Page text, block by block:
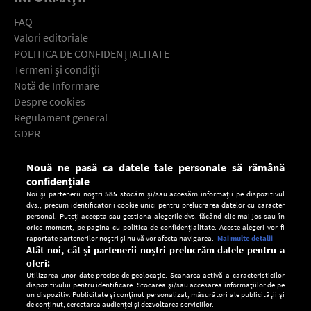
FAQ
Valori editoriale
POLITICA DE CONFIDENŢIALITATE
Termeni şi condiţii
Notă de Informare
Despre cookies
Regulament general
GDPR
Descarcă gratuit aplicaţia Europa FM pentru smartphone:
Nouă ne pasă ca datele tale personale să rămână
confidențiale
Noi și partenerii noștri585 stocăm și/sau accesăm informații pe dispozitivul
dvs., precum identificatorii cookie unici pentru prelucrarea datelor cu caracter
personal. Puteți accepta sau gestiona alegerile dvs. făcând clic mai jos sau în
orice moment, pe pagina cu politica de confidențialitate. Aceste alegeri vor fi
raportate partenerilor noștri și nu vă vor afecta navigarea. Mai multe detalii
Atât noi, cât și partenerii noștri prelucrăm datele pentru a
oferi:
Utilizarea unor date precise de geolocație. Scanarea activă a caracteristicilor
dispozitivului pentru identificare. Stocarea și/sau accesarea informațiilor de pe
un dispozitiv. Publicitate și conținut personalizat, măsurători ale publicității și
de conținut, cercetarea audienței și dezvoltarea serviciilor.